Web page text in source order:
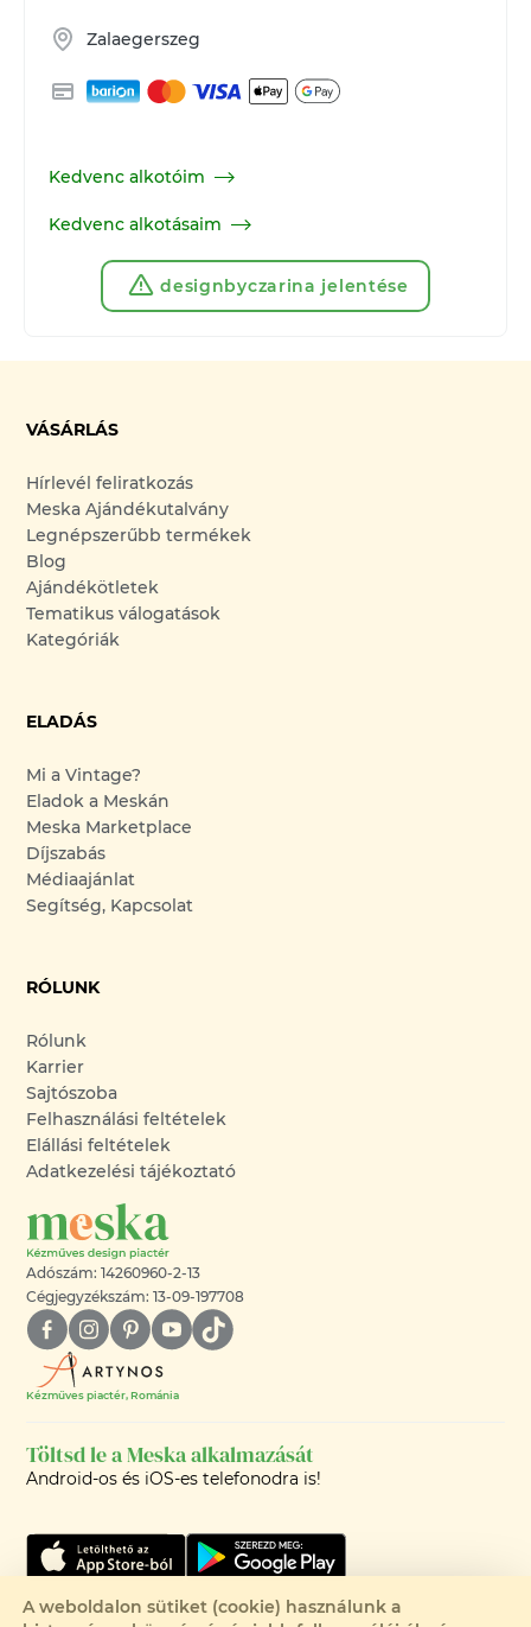
Zalaegerszeg
Kedvenc alkotóim
Kedvenc alkotásaim
designbyczarina jelentése
VÁSÁRLÁS
Hírlevél feliratkozás
Meska Ajándékutalvány
Legnépszerűbb termékek
Blog
Ajándékötletek
Tematikus válogatások
Kategóriák
ELADÁS
Mi a Vintage?
Eladok a Meskán
Meska Marketplace
Díjszabás
Médiaajánlat
Segítség, Kapcsolat
RÓLUNK
Rólunk
Karrier
Sajtószoba
Felhasználási feltételek
Elállási feltételek
Adatkezelési tájékoztató
Adószám: 14260960-2-13
Cégjegyzékszám: 13-09-197708
Kézműves piactér, Románia
Töltsd le a Meska alkalmazását
Android-os és iOS-es telefonodra is!
A weboldalon sütiket (cookie) használunk a